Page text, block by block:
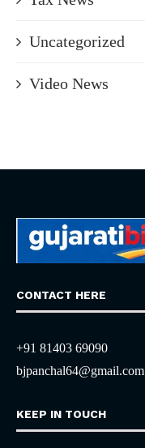
Uncategorized
Video News
CONTACT HERE
+91 81403 69090
bjpanchal64@gmail.com
KEEP IN TOUCH